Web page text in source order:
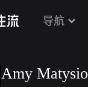
导航
Amy Matysio